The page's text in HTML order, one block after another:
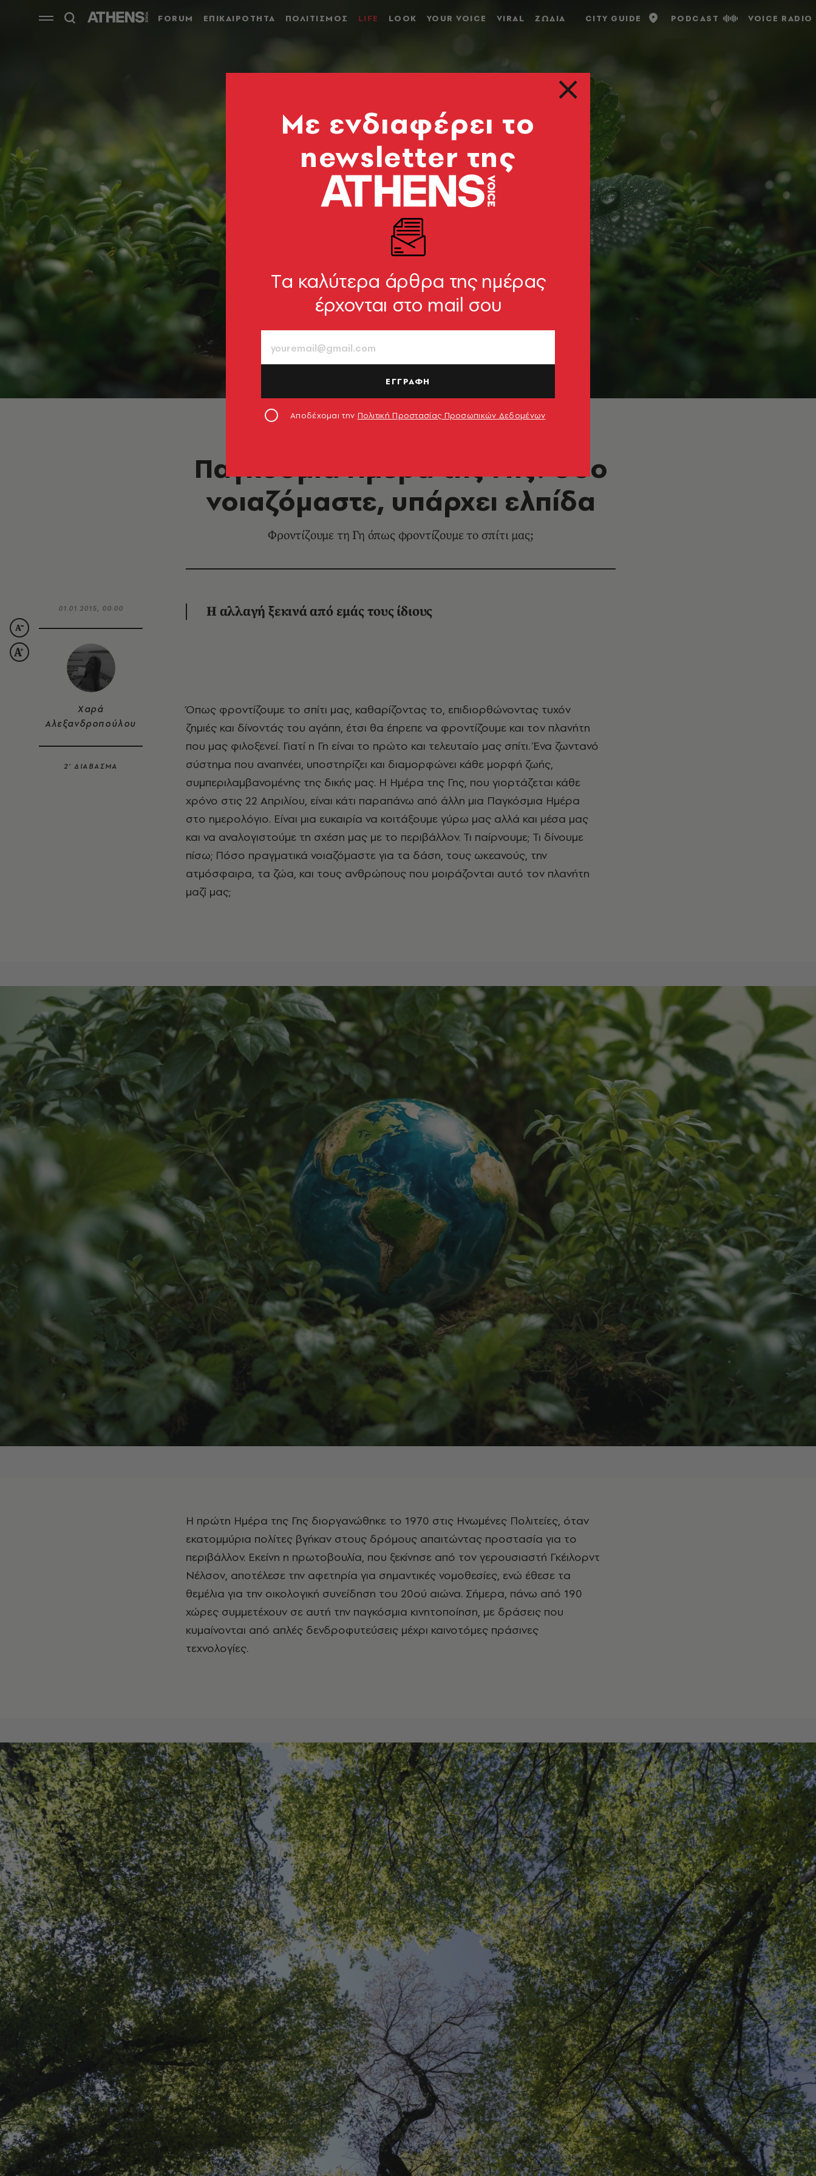
FORUM ΕΠΙΚΑΙΡΟΤΗΤΑ ΠΟΛΙΤΙΣΜΟΣ LIFE LOOK YOUR VOICE VIRAL ΖΩΔΙΑ CITY GUIDE PODCAST VOICE RADIO
Παγκόσμια Ημέρα της Γης: Όσο
νοιαζόμαστε, υπάρχει ελπίδα
Φροντίζουμε τη Γη όπως φροντίζουμε το σπίτι μας;
01.01.2015, 00:00
Χαρά
Αλεξανδροπούλου
2’ ΔΙΑΒΑΣΜΑ
Η αλλαγή ξεκινά από εμάς τους ίδιους
Όπως φροντίζουμε το σπίτι μας, καθαρίζοντας το, επιδιορθώνοντας τυχόν
ζημιές και δίνοντάς του αγάπη, έτσι θα έπρεπε να φροντίζουμε και τον πλανήτη
που μας φιλοξενεί. Γιατί η Γη είναι το πρώτο και τελευταίο μας σπίτι. Ένα ζωντανό
σύστημα που αναπνέει, υποστηρίζει και διαμορφώνει κάθε μορφή ζωής,
συμπεριλαμβανομένης της δικής μας. Η Ημέρα της Γης, που γιορτάζεται κάθε
χρόνο στις 22 Απριλίου, είναι κάτι παραπάνω από άλλη μια Παγκόσμια Ημέρα
στο ημερολόγιο. Είναι μια ευκαιρία να κοιτάξουμε γύρω μας αλλά και μέσα μας
και να αναλογιστούμε τη σχέση μας με το περιβάλλον. Τι παίρνουμε; Τι δίνουμε
πίσω; Πόσο πραγματικά νοιαζόμαστε για τα δάση, τους ωκεανούς, την
ατμόσφαιρα, τα ζώα, και τους ανθρώπους που μοιράζονται αυτό τον πλανήτη
μαζί μας;
Η πρώτη Ημέρα της Γης διοργανώθηκε το 1970 στις Ηνωμένες Πολιτείες, όταν
εκατομμύρια πολίτες βγήκαν στους δρόμους απαιτώντας προστασία για το
περιβάλλον. Εκείνη η πρωτοβουλία, που ξεκίνησε από τον γερουσιαστή Γκέιλορντ
Νέλσον, αποτέλεσε την αφετηρία για σημαντικές νομοθεσίες, ενώ έθεσε τα
θεμέλια για την οικολογική συνείδηση του 20ού αιώνα. Σήμερα, πάνω από 190
χώρες συμμετέχουν σε αυτή την παγκόσμια κινητοποίηση, με δράσεις που
κυμαίνονται από απλές δενδροφυτεύσεις μέχρι καινοτόμες πράσινες
τεχνολογίες.
Mε ενδιαφέρει το
newsletter της
Tα καλύτερα άρθρα της ημέρας
έρχονται στο mail σου
ΕΓΓΡΑΦΗ
Αποδέχομαι την Πολιτική Προστασίας Προσωπικών Δεδομένων